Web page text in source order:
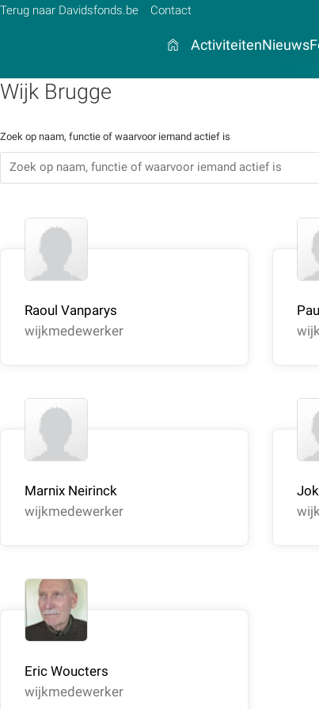
Terug naar Davidsfonds.be Contact
ActiviteitenNieuws
Wijk Brugge
Zoek op naam, functie of waarvoor iemand actief is
Raoul Vanparys
wijkmedewerker
Marnix Neirinck
wijkmedewerker
Eric Woucters
wijkmedewerker
Zoek:
Zoeken